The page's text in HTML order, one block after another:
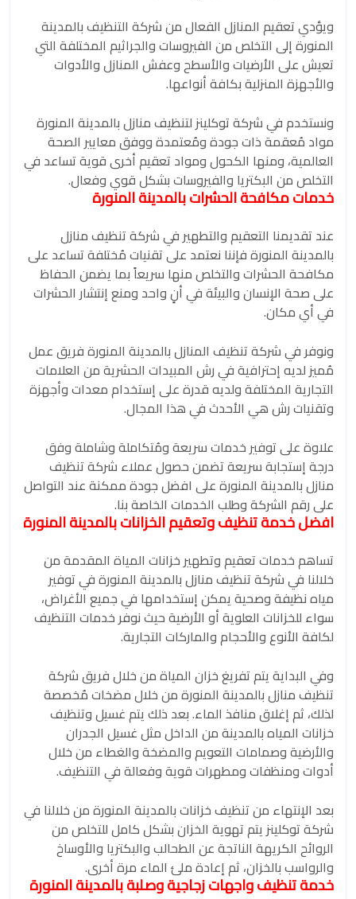
ويؤدي تعقيم المنازل الفعال من شركة التنظيف بالمدينة
المنورة إلى التخلص من الفيروسات والجراثيم المختلفة التي
تعيش على الأرضيات والأسطح وعفش المنازل والأدوات
والأجهزة المنزلية بكافة أنواعها.
ونستخدم في شركة توكلينز لتنظيف منازل بالمدينة المنورة
مواد مُعقمة ذات جودة ومُعتمدة ووفق معايير الصحة
العالمية، ومنها الكحول ومواد تعقيم أخرى قوية تساعد في
التخلص من البكتريا والفيروسات بشكل قوي وفعال.
خدمات مكافحة الحشرات بالمدينة المنورة
عند تقديمنا التعقيم والتطهير في شركة تنظيف منازل
بالمدينة المنورة فإننا نعتمد على تقنيات مُختلفة تساعد على
مكافحة الحشرات والتخلص منها سريعاً بما يضمن الحفاظ
على صحة الإنسان والبيئة في أنٍ واحد ومنع إنتشار الحشرات
في أي مكان.
ونوفر في شركة تنظيف المنازل بالمدينة المنورة فريق عمل
مُميز لديه إحترافية في رش المبيدات الحشرية من العلامات
التجارية المختلفة ولديه قدرة على إستخدام معدات وأجهزة
وتقنيات رش هي الأحدث في هذا المجال.
علاوة على توفير خدمات سريعة ومُتكاملة وشاملة وفق
درجة إستجابة سريعة تضمن حصول عملاء شركة تنظيف
منازل بالمدينة المنورة على افضل جودة ممكنة عند التواصل
على رقم الشركة وطلب الخدمات الخاصة بنا.
افضل خدمة تنظيف وتعقيم الخزانات بالمدينة المنورة
تساهم خدمات تعقيم وتطهير خزانات المياة المقدمة من
خلالنا في شركة تنظيف منازل بالمدينة المنورة في توفير
مياه نظيفة وصحية يمكن إستخدامها في جميع الأغراض،
سواء للخزانات العلوية أو الأرضية حيث نوفر خدمات التنظيف
لكافة الأنوع والأحجام والماركات التجارية.
وفي البداية يتم تفريغ خزان المياة من خلال فريق شركة
تنظيف منازل بالمدينة المنورة من خلال مضخات مُخصصة
لذلك، ثم إغلاق منافذ الماء. بعد ذلك يتم غسيل وتنظيف
خزانات المياه بالمدينة من الداخل مثل غسيل الجدران
والأرضية وصمامات التعويم والمضخة والغطاء من خلال
أدوات ومنظفات ومطهرات قوية وفعالة في التنظيف.
بعد الإنتهاء من تنظيف خزانات بالمدينة المنورة من خلالنا في
شركة توكلينز يتم تهوية الخزان بشكل كامل للتخلص من
الروائح الكريهة الناتجة عن الطحالب والبكتريا والأوساخ
والرواسب بالخزان، ثم إعادة ملئ الماء مرة أخرى.
خدمة تنظيف واجهات زجاجية وصلبة بالمدينة المنورة